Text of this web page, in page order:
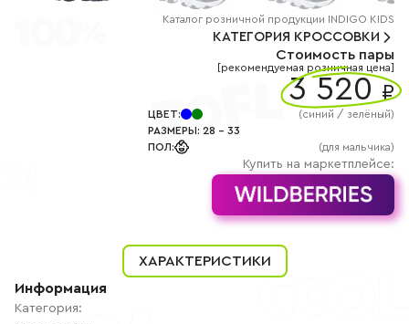
+7
АВТОРИЗАЦИЯ
РЕГИСТРАЦИЯ
Каталог розничной продукции INDIGO KIDS
КАТЕГОРИЯ КРОССОВКИ
Стоимость пары
[рекомендуемая розничная цена]
3 520 ₽
ЦВЕТ: (синий / зелёный)
РАЗМЕРЫ: 28 - 33
ПОЛ: (для мальчика)
Купить на маркетплейсе:
ХАРАКТЕРИСТИКИ
Информация
Категория: